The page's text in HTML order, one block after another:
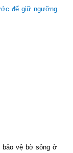
để giữ ngưỡng
bảo vệ bờ sông ở